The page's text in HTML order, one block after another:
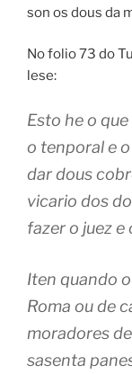
son os dous da
No folio 73 do
lese:
Esto he o
o tenporal e
dar dous
vicario dos
fazer o juez e
Iten quando
Roma ou de
moradores
sasenta